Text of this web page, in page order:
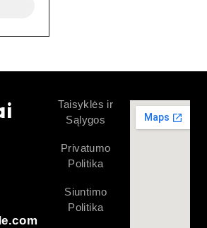
Taisyklės ir
Sąlygos
Privatumo
Politika
Siuntimo
Politika